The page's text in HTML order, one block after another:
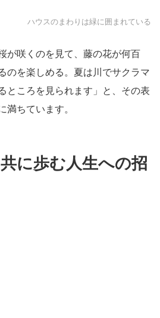
ハウスのまわりは緑に囲まれている
が咲くのを見て、藤の花が何百
のを楽しめる。夏は川でサクラマ
ところを見られます」と、その表
満ちています。
に歩む人生への招